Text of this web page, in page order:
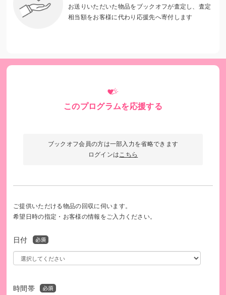
私たちの支援で組織を離脱した若者
若者が武器を置き、平和の担い手としての歩みを実現
する
テロや紛争に加担してしまった若者たちが社会に戻り、一人
の若者として生き直すことができるよう、私たちはいわゆる
テロ組織などに所属している若者に対してリーフレットや電
若者たちにケアカウンセリングやイスラーム再教育、基礎教
お送りいただいた物品をブックオフが査定し、査定
相当額をお客様に代わり応援先へ寄付します
このプログラムを応援する
ブックオフ会員の方は一部入力を省略できます
ログインはこちら
ご提供いただける物品の回収に伺います。
希望日時の指定・お客様の情報をご入力ください。
日付
時間帯